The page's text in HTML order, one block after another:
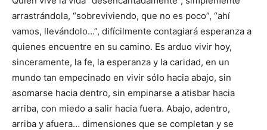
arrastrándola, “sobreviviendo, que no es poco”, “ahí
vamos, llevándolo…”, difícilmente contagiará esperanza a
quienes encuentre en su camino. Es arduo vivir hoy,
sinceramente, la fe, la esperanza y la caridad, en un
mundo tan empecinado en vivir sólo hacia abajo, sin
asomarse hacia dentro, sin empinarse a atisbar hacia
arriba, con miedo a salir hacia fuera. Abajo, adentro,
arriba y afuera… dimensiones que se completan y se